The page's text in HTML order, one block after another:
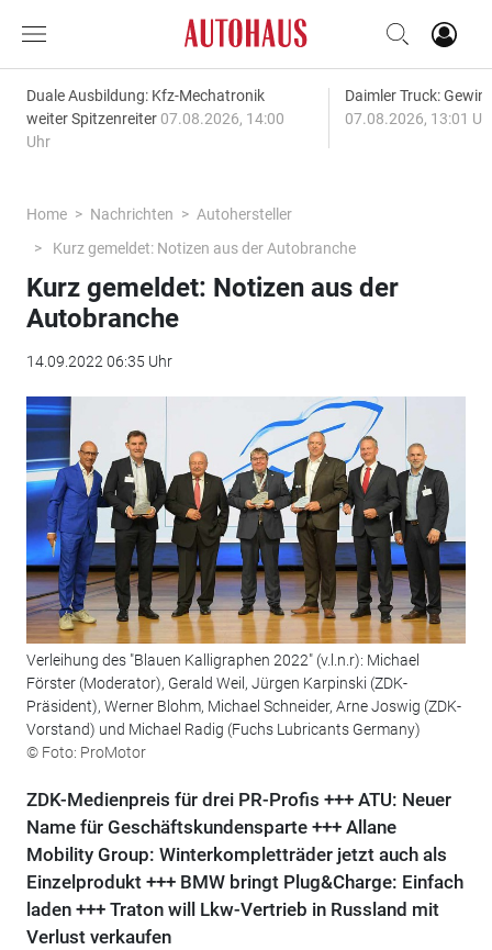
Duale Ausbildung: Kfz-Mechatronik
weiter Spitzenreiter 07.08.2026, 14:00
Uhr
Daimler Truck:
07.08.2026, 13:01
Home Nachrichten
Autohersteller
Kurz gemeldet: Notizen aus der Autobranche
Kurz gemeldet: Notizen aus der
Autobranche
14.09.2022 06:35 Uhr
Verleihung des "Blauen Kalligraphen 2022" (v.l.n.r): Michael
Förster (Moderator), Gerald Weil, Jürgen Karpinski (ZDK-
Präsident), Werner Blohm, Michael Schneider, Arne Joswig (ZDK-
Vorstand) und Michael Radig (Fuchs Lubricants Germany)
© Foto: ProMotor
ZDK-Medienpreis für drei PR-Profis +++ ATU: Neuer
Name für Geschäftskundensparte +++ Allane
Mobility Group: Winterkompletträder jetzt auch als
Einzelprodukt +++ BMW bringt Plug&Charge: Einfach
laden +++ Traton will Lkw-Vertrieb in Russland mit
Verlust verkaufen